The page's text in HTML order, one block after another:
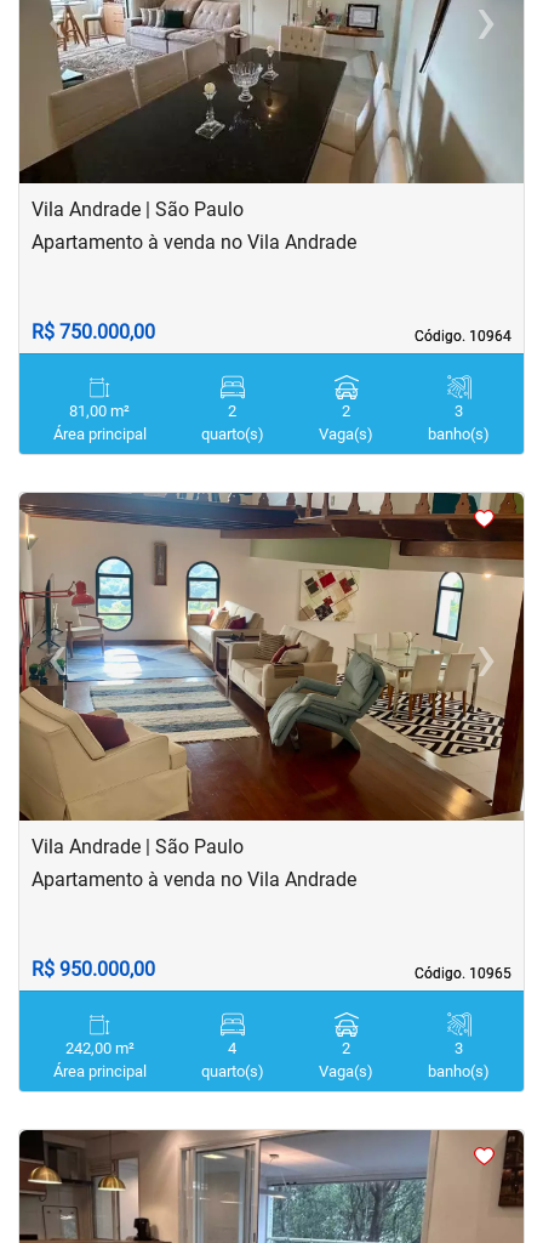
‹
Previous ›Next
Vila Andrade | São Paulo
Código. 10964
Código. 10964
Apartamento à venda no Vila Andrade
R$ 750.000,00
81,00 m²
Área principal
2
quarto(s)
2
Vaga(s)
3
banho(s)
<< <<
‹Previous ›Next
Vila Andrade | São Paulo
Código. 10965
Código. 10965
Apartamento à venda no Vila Andrade
R$ 950.000,00
242,00 m²
Área principal
4
quarto(s)
2
Vaga(s)
3
banho(s)
< <<<